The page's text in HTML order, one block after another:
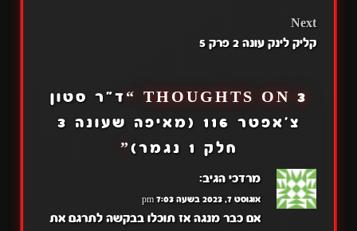
Next
קליק לינק עונה 2 פרק 5
3 THOUGHTS ON “
ד"ר סטון
צ'אפטר 116 (מאיפה שעונה 3
חלק 1 נגמר)
”
מרדכי הגיב:
אוגוסט 7, 2023 בשעה 7:03 pm
אם כבר מנגה אז תוכלו בבקשה לתרגם את